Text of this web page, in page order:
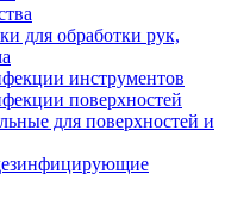
для обработки рук,
инструментов
поверхностей
для поверхностей и